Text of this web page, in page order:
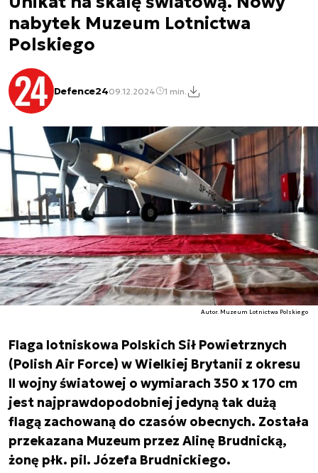
nabytek Muzeum Lotnictwa
Polskiego
Defence2409.12.2024 1 min.
Autor. Muzeum Lotnictwa Polskiego
Flaga lotniskowa Polskich Sił Powietrznych
(Polish Air Force) w Wielkiej Brytanii z okresu
II wojny światowej o wymiarach 350 x 170 cm
jest najprawdopodobniej jedyną tak dużą
flagą zachowaną do czasów obecnych. Została
przekazana Muzeum przez Alinę Brudnicką,
żonę płk. pil. Józefa Brudnickiego.